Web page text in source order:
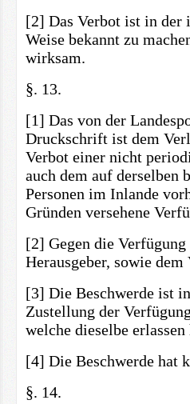
[2] Das Verbot ist in der
Weise bekannt zu
wirksam.
§. 13.
[1] Das von der
Druckschrift ist dem
Verbot einer nicht
auch dem auf derselben
Personen im Inlande
Gründen versehene
[2] Gegen die
Herausgeber, sowie
[3] Die Beschwerde ist
Zustellung der
welche dieselbe erlassen
[4] Die Beschwerde hat
§. 14.